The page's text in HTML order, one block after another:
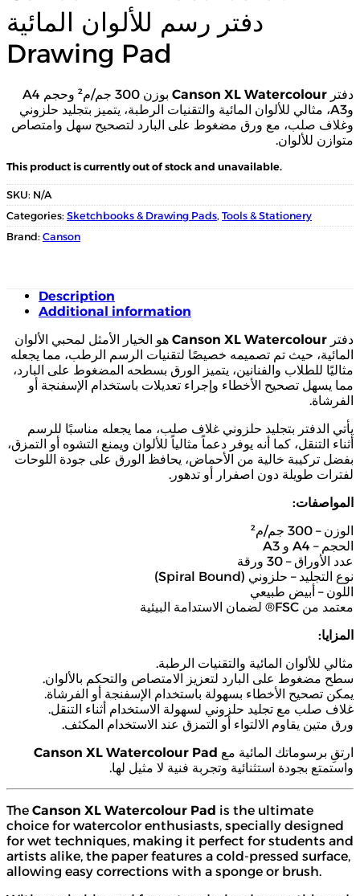
دفتر رسم للألوان المائية
Drawing Pad
دفتر Canson XL Watercolour
بوزن 300 جم/م² وحجم A4
وA3، مثالي للألوان المائية والتقنيات الرطبة، يتميز بتجليد حلزوني
وغلاف صلب، مع ورق مضغوط على البارد لتصحيح سهل وامتصاص
متوازن للألوان.
This product is currently out of stock and unavailable.
SKU: N/A
Categories: Sketchbooks & Drawing Pads, Tools & Stationery
Brand: Canson
Description
Additional information
دفتر Canson XL Watercolour هو الخيار الأمثل لمحبي الألوان
المائية، حيث تم تصميمه خصيصًا لتقنيات الرسم الرطب، مما يجعله
مثاليًا للطلاب والفنانين، يتميز الورق بسطحه المضغوط على البارد،
مما يسهل تصحيح الأخطاء وإجراء تعديلات باستخدام الإسفنجة أو
الفرشاة.
يأتي الدفتر بتجليد حلزوني غلاف صلب، مما يجعله مناسبًا للرسم
أثناء التنقل، كما أنه يوفر دعماً مثالياً للألوان ويمنع التشوه أو التمزق،
بفضل تركيبة خالية من الأحماض، يحافظ الورق على جودة اللوحات
لفترات طويلة دون اصفرار أو تدهور.
المواصفات:
الوزن – 300 جم/م²
الحجم – A4 و A3
عدد الأوراق – 30 ورقة
نوع التجليد – حلزوني (Spiral Bound)
اللون – أبيض طبيعي
معتمد من FSC® لضمان الاستدامة البيئية
المزايا:
مثالي للألوان المائية والتقنيات الرطبة.
سطح مضغوط على البارد لتعزيز الامتصاص والتحكم بالألوان.
يمكن تصحيح الأخطاء بسهولة باستخدام الإسفنجة أو الفرشاة.
غلاف صلب مع تجليد حلزوني لسهولة الاستخدام أثناء التنقل.
ورق متين يقاوم الالتواء أو التمزق عند الاستخدام المكثف.
ارتقِ برسوماتك المائية مع Canson XL Watercolour Pad
واستمتع بجودة استثنائية وتجربة فنية لا مثيل لها.
The Canson XL Watercolour Pad is the ultimate
choice for watercolor enthusiasts, specially designed
for wet techniques, making it perfect for students and
artists alike, the paper features a cold-pressed surface,
allowing easy corrections with a sponge or brush.